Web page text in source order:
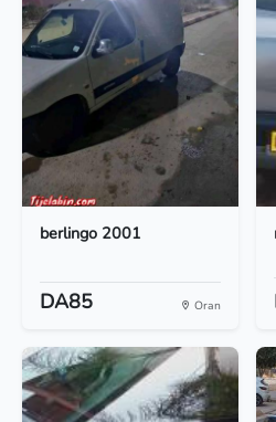
berlingo 2001
DA85 Oran